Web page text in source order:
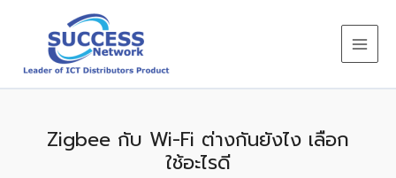
content
Zigbee กับ Wi-Fi ต่างกันยังไง เลือก
ใช้อะไรดี